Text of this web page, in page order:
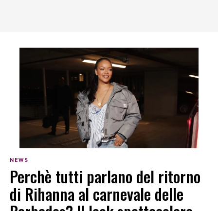
NEWS
Perchè tutti parlano del ritorno
di Rihanna al carnevale delle